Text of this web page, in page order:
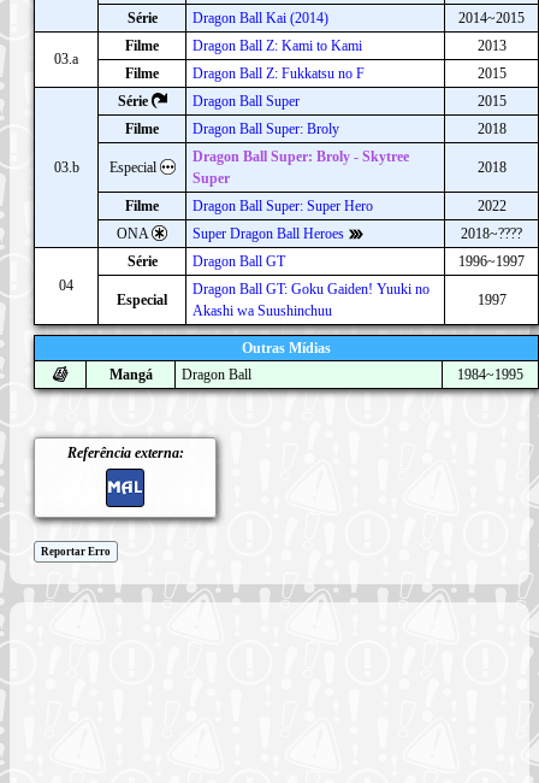
Série Dragon Ball Kai (2014) 2014~2015
03.a
Filme Dragon Ball Z: Kami to Kami
2013
Filme
Dragon Ball Z: Fukkatsu no F 2015
03.b
Série Dragon Ball Super
2015
Filme
Dragon Ball Super: Broly 2018
Especial
Dragon Ball Super: Broly - Skytree
Super
2018
Filme Dragon Ball Super: Super Hero
2022
ONA
Super Dragon Ball Heroes 2018~????
04
Série Dragon Ball GT 1996~1997
Especial
Dragon Ball GT: Goku Gaiden! Yuuki no
Akashi wa Suushinchuu
1997
Outras Mídias
Mangá
Dragon Ball 1984~1995
Referência externa:
Reportar Erro